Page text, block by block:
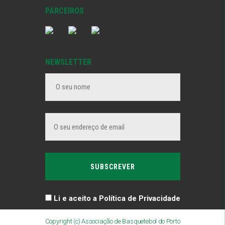
PARCEIROS
NEWSLETTER
Li e aceito a Política de Privacidade
Copyright (c) Associação de Basquetebol do Porto